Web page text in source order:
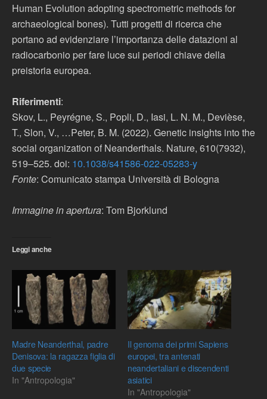
Human Evolution adopting spectrometric methods for
archaeological bones). Tutti progetti di ricerca che
portano ad evidenziare l’importanza delle datazioni al
radiocarbonio per fare luce sui periodi chiave della
preistoria europea.
Riferimenti:
Skov, L., Peyrégne, S., Popli, D., Iasi, L. N. M., Devièse,
T., Slon, V., …Peter, B. M. (2022). Genetic insights into the
social organization of Neanderthals. Nature, 610(7932),
519–525. doi: 10.1038/s41586-022-05283-y
Fonte: Comunicato stampa Università di Bologna
Immagine in apertura: Tom Bjorklund
Leggi anche
Madre Neanderthal, padre
Denisova: la ragazza figlia di
due specie
In "Antropologia"
Il genoma dei primi Sapiens
europei, tra antenati
neandertaliani e discendenti
asiatici
In "Antropologia"